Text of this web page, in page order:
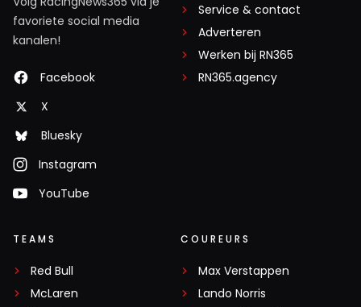
favoriete social media
kanalen!
Facebook
X
Bluesky
Instagram
YouTube
Service & contact
Adverteren
Werken bij RN365
RN365.agency
TEAMS
Red Bull
McLaren
COUREURS
Max Verstappen
Lando Norris